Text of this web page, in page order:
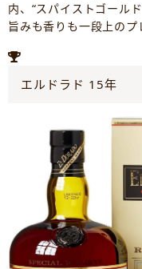
内、“スパイストゴール
旨みも香りも一段上のプ
エルドラド 15年